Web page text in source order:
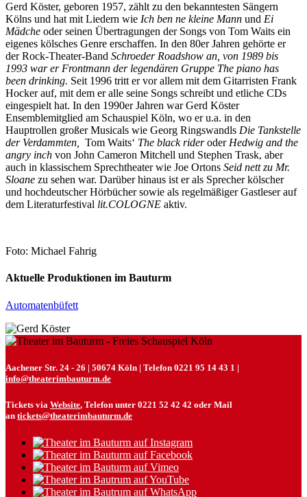
Gerd Köster, geboren 1957, zählt zu den bekanntesten Sängern
Kölns und hat mit Liedern wie Ich ben ne kleine Mann und Ei
Mädche oder seinen Übertragungen der Songs von Tom Waits ein
eigenes kölsches Genre erschaffen. In den 80er Jahren gehörte er
der Rock-Theater-Band Schroeder Roadshow an, von 1989 bis
1993 war er Frontmann der legendären Gruppe The piano has
been drinking. Seit 1996 tritt er vor allem mit dem Gitarristen Frank
Hocker auf, mit dem er alle seine Songs schreibt und etliche CDs
eingespielt hat. In den 1990er Jahren war Gerd Köster
Ensemblemitglied am Schauspiel Köln, wo er u.a. in den
Hauptrollen großer Musicals wie Georg Ringswandls Die Tankstelle
der Verdammten,
Tom Waits‘ The black rideroder Hedwig and the
angry inch von John Cameron Mitchell und Stephen Trask, aber
auch in klassischem Sprechtheater wie Joe Ortons Seid nett zu Mr.
Sloane zu sehen war. Darüber hinaus ist er als Sprecher kölscher
und hochdeutscher Hörbücher sowie als regelmäßiger Gastleser auf
dem Literaturfestival lit.COLOGNE aktiv.
Foto: Michael Fahrig
Aktuelle Produktionen im Bauturm
Automatenbüfett
Aachener Str. 24 - 26 | 50674 Köln | Telefon 0221 95 14 43 1 |
info@theaterimbauturm.de
Tickets via Website, Telefon unter 0221 52 42 42 oder Mail
an tickets@theaterimbauturm.de